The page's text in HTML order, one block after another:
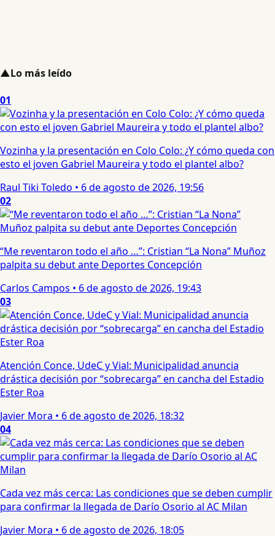
▲Lo más leído
01
Vozinha y la presentación en Colo Colo: ¿Y cómo queda con
esto el joven Gabriel Maureira y todo el plantel albo?
Raul Tiki Toledo • 6 de agosto de 2026, 19:56
02
“Me reventaron todo el año …”: Cristian “La Nona” Muñoz
palpita su debut ante Deportes Concepción
Carlos Campos • 6 de agosto de 2026, 19:43
03
Atención Conce, UdeC y Vial: Municipalidad anuncia
drástica decisión por “sobrecarga” en cancha del Estadio
Ester Roa
Javier Mora • 6 de agosto de 2026, 18:32
04
Cada vez más cerca: Las condiciones que se deben cumplir
para confirmar la llegada de Darío Osorio al AC Milan
Javier Mora • 6 de agosto de 2026, 18:05